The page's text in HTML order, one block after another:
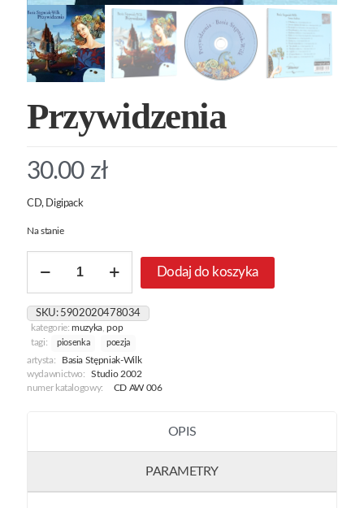
Przywidzenia
30.00 zł
CD, Digipack
Na stanie
Przywidzenia
Dodaj do koszyka
SKU: 5902020478034
kategorie:muzyka ,pop
tagi:
piosenka poezja
artysta:
Basia Stępniak-Wilk
wydawnictwo:
Studio 2002
numer katalogowy:
CD AW 006
OPIS
PARAMETRY